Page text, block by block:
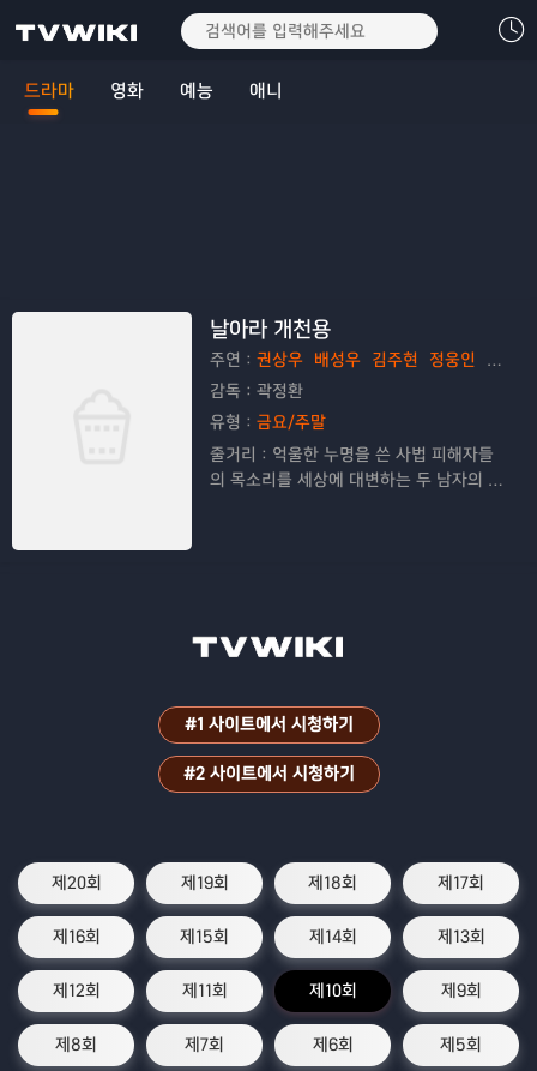
드라마 영화 예능 애니
날아라 개천용
주연： 권상우 배성우 김주현 정웅인
김응수
감독： 곽정환
유형： 금요/주말
줄거리： 억울한 누명을 쓴 사법 피해자들
의 목소리를 세상에 대변하는 두 남자의 뜨
#1 사이트에서 시청하기
#2 사이트에서 시청하기
제20회 제19회 제18회 제17회
제16회 제15회 제14회 제13회
제12회 제11회 제10회 제9회
제8회 제7회 제6회 제5회